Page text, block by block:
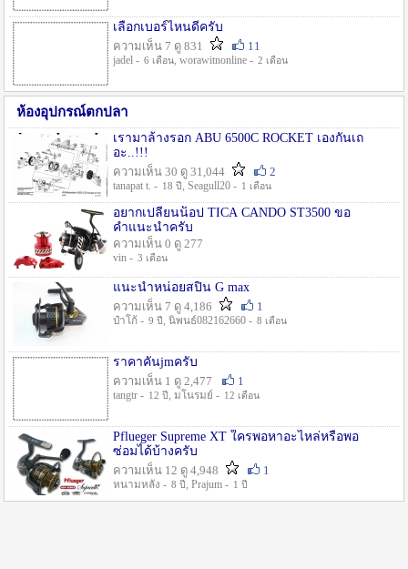
เลือกเบอร์ไหนดีครับ
ความเห็น 7 ดู 831
11
jadel - 6 เดือน, worawitnonline - 2 เดือน
ห้องอุปกรณ์ตกปลา
เรามาล้างรอก ABU 6500C ROCKET เองกันเถ
อะ..!!!
ความเห็น 30 ดู 31,044
2
tanapat t. - 18 ปี , Seagull20 - 1 เดือน
อยากเปลี่ยนน็อป TICA CANDO ST3500 ขอ
คำแนะนำครับ
ความเห็น 0 ดู 277
vin - 3 เดือน
แนะนำหน่อยสปิน G max
ความเห็น 7 ดู 4,186
1
ป๋าโก้ - 9 ปี , นิพนธ์082162660 - 8 เดือน
ราคาคันjmครับ
ความเห็น 1 ดู 2,477
1
tangtr - 12 ปี , มโนรมย์ - 12 เดือน
Pflueger Supreme XT ใครพอหาอะไหล่หรือพอ
ซ่อมได้บ้างครับ
ความเห็น 12 ดู 4,948
1
หนามหลัง - 8 ปี , Prajum - 1 ปี